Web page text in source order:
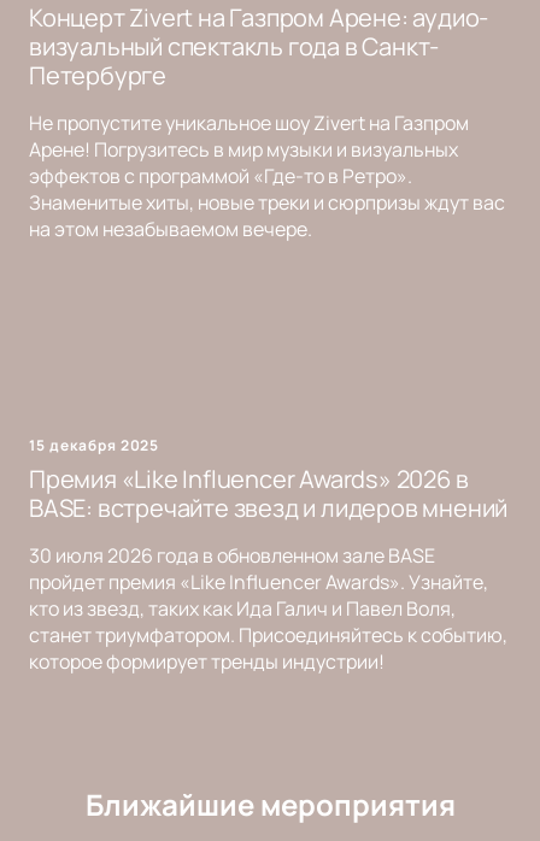
Концерт Zivert на Газпром Арене: аудио-
визуальный спектакль года в Санкт-
Петербурге
Не пропустите уникальное шоу Zivert на Газпром
Арене! Погрузитесь в мир музыки и визуальных
эффектов с программой «Где-то в Ретро».
Знаменитые хиты, новые треки и сюрпризы ждут вас
на этом незабываемом вечере.
15 декабря 2025
Премия «Like Influencer Awards» 2026 в
BASE: встречайте звезд и лидеров мнений
30 июля 2026 года в обновленном зале BASE
пройдет премия «Like Influencer Awards». Узнайте,
кто из звезд, таких как Ида Галич и Павел Воля,
станет триумфатором. Присоединяйтесь к событию,
которое формирует тренды индустрии!
Ближайшие мероприятия